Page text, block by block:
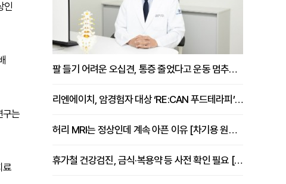
인
구는
료
팔 들기 어려운 오십견, 통증 줄었다고 운동 멈추면 안 되는 이유 [이병욱 원장 칼럼]
리엔에이치, 암경험자 대상 ‘RE:CAN 푸드테라피’ 운영
허리 MRI는 정상인데 계속 아픈 이유 [차기용 원장 칼럼]
휴가철 건강검진, 금식·복용약 등 사전 확인 필요 [정도감 원장 칼럼]